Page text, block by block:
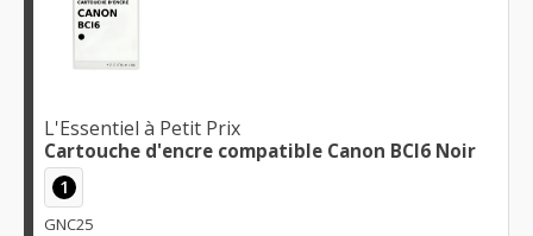
L'Essentiel à Petit Prix
Cartouche d'encre compatible Canon BCI6 Noir
1
GNC25